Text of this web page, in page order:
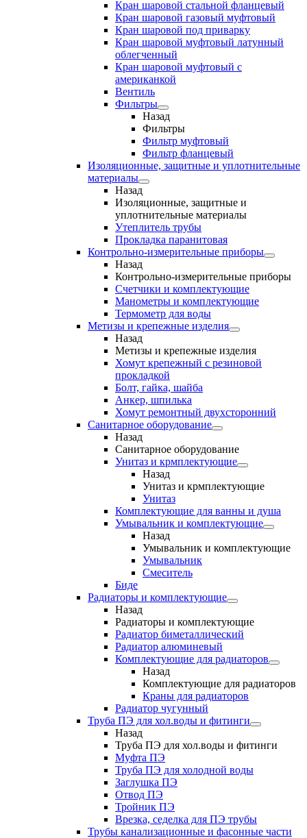
Кран шаровой стальной фланцевый
Кран шаровой газовый муфтовый
Кран шаровой под приварку
Кран шаровой муфтовый латунный
облегченный
Кран шаровой муфтовый с
американкой
Вентиль
Фильтры
Назад
Фильтры
Фильтр муфтовый
Фильтр фланцевый
Изоляционные, защитные и уплотнительные
материалы
Назад
Изоляционные, защитные и
уплотнительные материалы
Утеплитель трубы
Прокладка паранитовая
Контрольно-измерительные приборы
Назад
Контрольно-измерительные приборы
Счетчики и комплектующие
Манометры и комплектующие
Термометр для воды
Метизы и крепежные изделия
Назад
Метизы и крепежные изделия
Хомут крепежный с резиновой
прокладкой
Болт, гайка, шайба
Анкер, шпилька
Хомут ремонтный двухсторонний
Санитарное оборудование
Назад
Санитарное оборудование
Унитаз и крмплектующие
Назад
Унитаз и крмплектующие
Унитаз
Комплектующие для ванны и душа
Умывальник и комплектующие
Назад
Умывальник и комплектующие
Умывальник
Смеситель
Биде
Радиаторы и комплектующие
Назад
Радиаторы и комплектующие
Радиатор биметаллический
Радиатор алюминевый
Комплектующие для радиаторов
Назад
Комплектующие для радиаторов
Краны для радиаторов
Радиатор чугунный
Труба ПЭ для хол.воды и фитинги
Назад
Труба ПЭ для хол.воды и фитинги
Муфта ПЭ
Труба ПЭ для холодной воды
Заглушка ПЭ
Отвод ПЭ
Тройник ПЭ
Врезка, седелка для ПЭ трубы
Трубы канализационные и фасонные части